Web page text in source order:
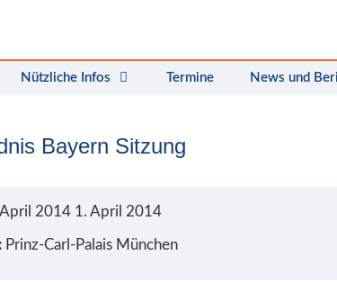
Nützliche Infos Termine News und
Bayern Sitzung
April 2014 1. April 2014
Prinz-Carl-Palais München